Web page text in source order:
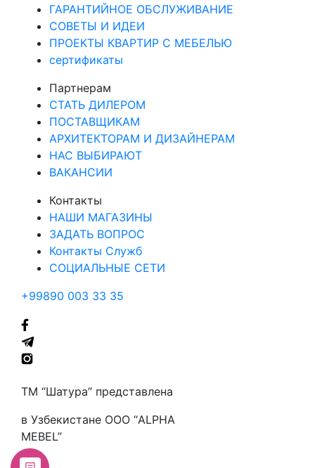
ГАРАНТИЙНОЕ ОБСЛУЖИВАНИЕ
СОВЕТЫ И ИДЕИ
ПРОЕКТЫ КВАРТИР С МЕБЕЛЬЮ
сертификаты
Партнерам
СТАТЬ ДИЛЕРОМ
ПОСТАВЩИКАМ
АРХИТЕКТОРАМ И ДИЗАЙНЕРАМ
НАС ВЫБИРАЮТ
ВАКАНСИИ
Контакты
НАШИ МАГАЗИНЫ
ЗАДАТЬ ВОПРОС
Контакты Служб
СОЦИАЛЬНЫЕ СЕТИ
+99890 003 33 35
ТМ “Шатура” представлена
в Узбекистане ООО “ALPHA
MEBEL”